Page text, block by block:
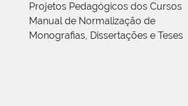
Projetos Pedagógicos dos Cursos
Manual de Normalização de
Monografias, Dissertações e Teses